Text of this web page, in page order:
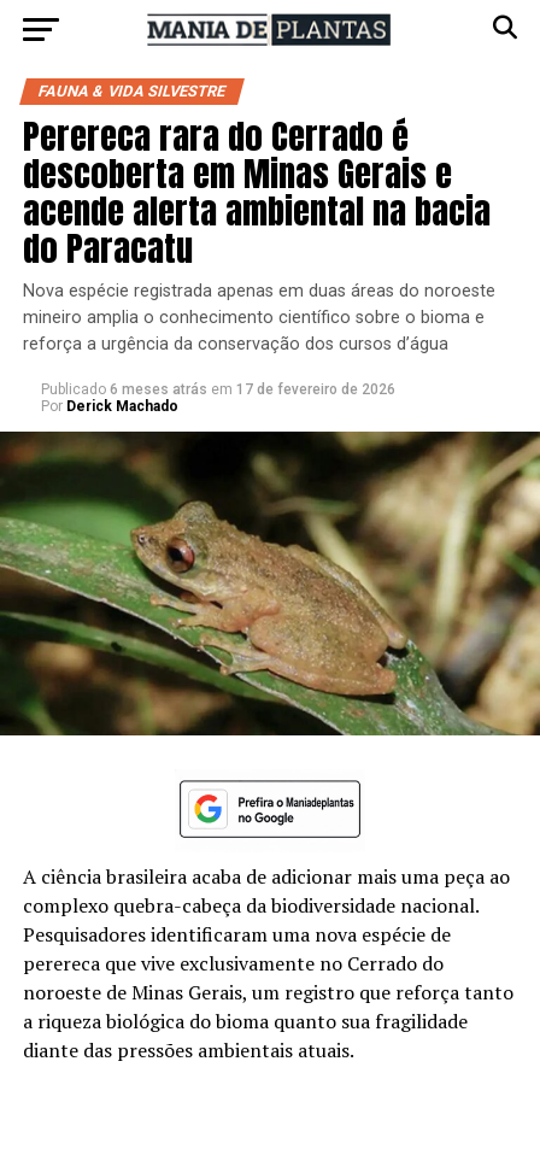
FAUNA & VIDA SILVESTRE
Perereca rara do Cerrado é
descoberta em Minas Gerais e
acende alerta ambiental na bacia
do Paracatu
Nova espécie registrada apenas em duas áreas do noroeste
mineiro amplia o conhecimento científico sobre o bioma e
reforça a urgência da conservação dos cursos d’água
Publicado 6 meses atrás em 17 de fevereiro de 2026
Por Derick Machado
A ciência brasileira acaba de adicionar mais uma peça ao
complexo quebra-cabeça da biodiversidade nacional.
Pesquisadores identificaram uma nova espécie de
perereca que vive exclusivamente no Cerrado do
noroeste de Minas Gerais, um registro que reforça tanto
a riqueza biológica do bioma quanto sua fragilidade
diante das pressões ambientais atuais.